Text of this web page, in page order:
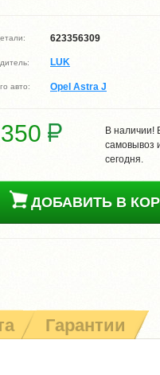
623356309
LUK
авто: Opel Astra J
В наличии!
самовывоз
сегодня.
ДОБАВИТЬ В
Гарантии